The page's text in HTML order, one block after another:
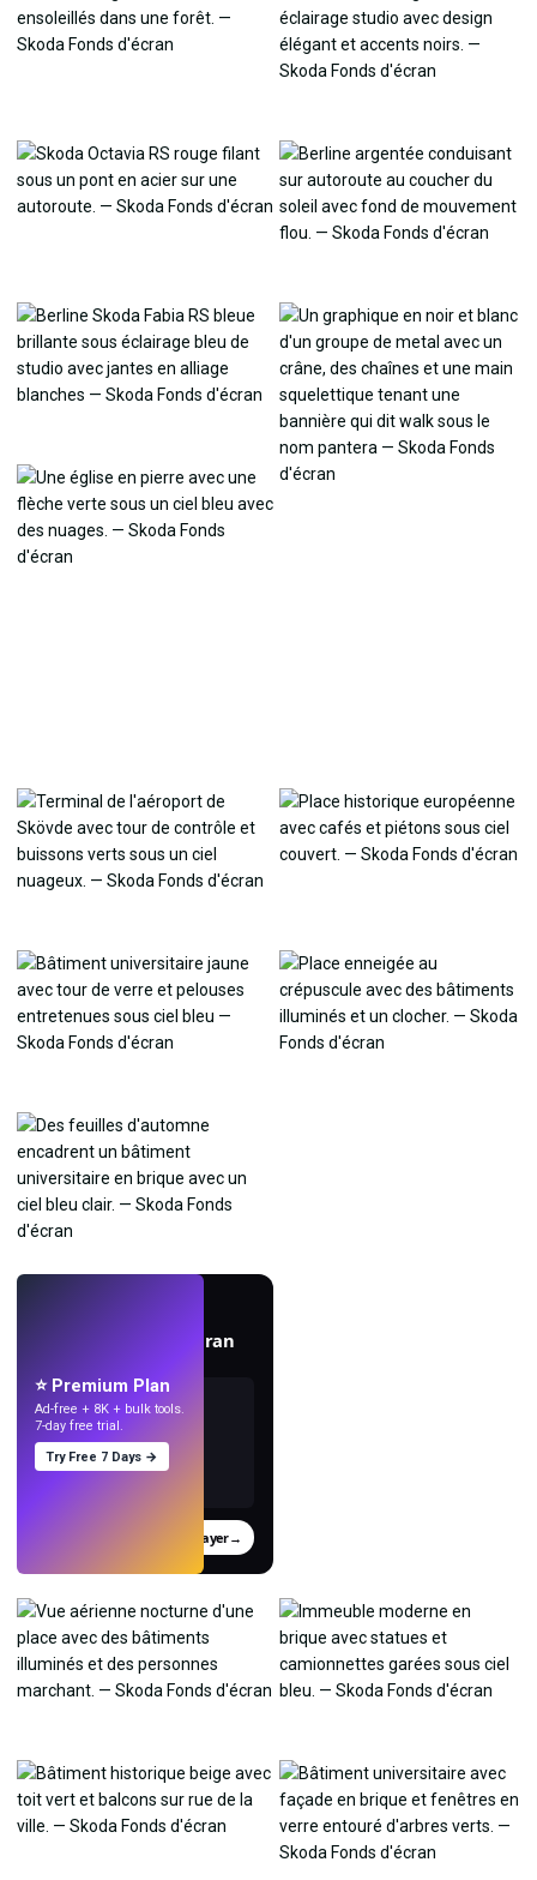
Créez des fonds d'écran
Essayer→
⭐ Premium Plan
Ad-free + 8K + bulk tools.
7-day free trial.
Try Free 7 Days →